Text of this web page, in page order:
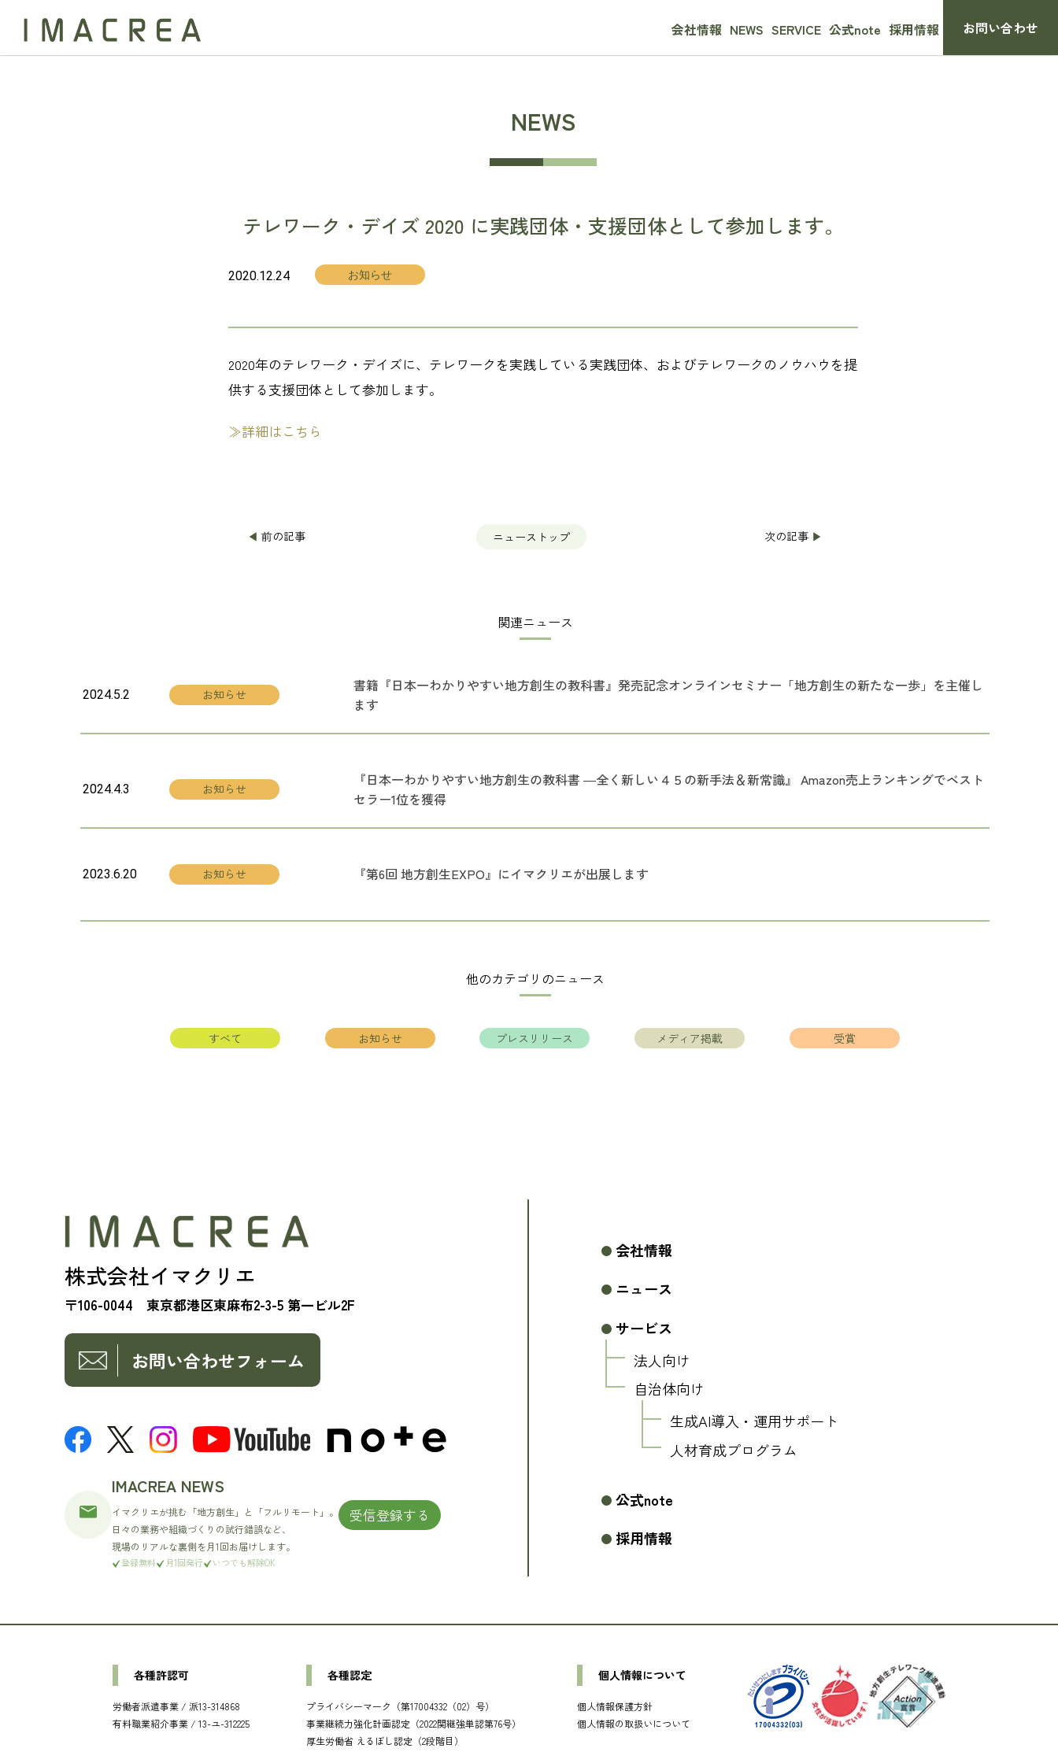
会社情報 NEWS SERVICE 公式note 採用情報 お問い合わせ
NEWS
テレワーク・デイズ 2020 に実践団体・支援団体として参加します。
2020.12.24 お知らせ
2020年のテレワーク・デイズに、テレワークを実践している実践団体、およびテレワークのノウハウを提
供する支援団体として参加します。
≫詳細はこちら
◀ 前の記事 ニューストップ 次の記事 ▶
関連ニュース
2024.5.2 お知らせ
書籍『日本一わかりやすい地方創生の教科書』発売記念オンラインセミナー「地方創生の新たな一歩」を主催し
ます
2024.4.3 お知らせ
『日本一わかりやすい地方創生の教科書 ―全く新しい４５の新手法＆新常識』 Amazon売上ランキングでベスト
セラー1位を獲得
2023.6.20 お知らせ 『第6回 地方創生EXPO』にイマクリエが出展します
他のカテゴリのニュース
すべて お知らせ プレスリリース メディア掲載 受賞
株式会社イマクリエ
〒106-0044 東京都港区東麻布2-3-5 第一ビル2F
お問い合わせフォーム
IMACREA NEWS
イマクリエが挑む「地方創生」と「フルリモート」。
日々の業務や組織づくりの試行錯誤など、
現場のリアルな裏側を月1回お届けします。
登録無料 月1回発行 いつでも解除OK
受信登録する
会社情報
ニュース
サービス
法人向け
自治体向け
生成AI導入・運用サポート
人材育成プログラム
公式note
採用情報
各種許認可
労働者派遣事業 / 派13-314868
有料職業紹介事業 / 13-ユ-312225
各種認定
プライバシーマーク（第17004332（02）号）
事業継続力強化計画認定（2022関継強単認第76号）
厚生労働省 えるぼし認定（2段階目）
個人情報について
個人情報保護方針
個人情報の取扱いについて